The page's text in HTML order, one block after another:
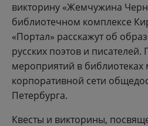
викторину «Жемчужина
библиотечном комплексе
«Портал» расскажут об
русских поэтов и
мероприятий в библиотеках
корпоративной сети
Петербурга.
Квесты и викторины,